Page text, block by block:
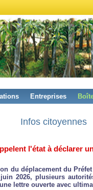
Entreprises
Infos citoyennes
l'état à déclarer
du déplacement du
2026, plusieurs
lettre ouverte avec